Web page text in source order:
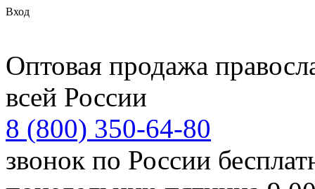
Вход
Оптовая продажа
всей России
8 (800) 350-64-80
звонок по России